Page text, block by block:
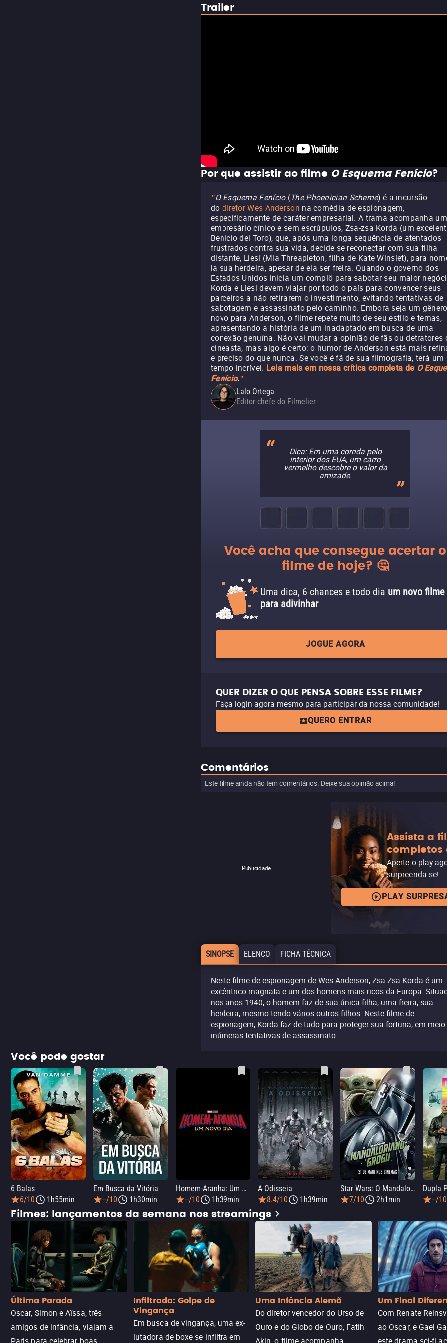
Trailer
Por que assistir ao filme O Esquema Fenício?
"O Esquema Fenício(The Phoenician Scheme) é a incursão
do diretor Wes Anderson na comédia de espionagem,
especificamente de caráter empresarial. A trama acompanha um
empresário cínico e sem escrúpulos, Zsa-zsa Korda (um
Benicio del Toro), que, após uma longa sequência de atentados
frustrados contra sua vida, decide se reconectar com sua filha
distante, Liesl (Mia Threapleton, filha de Kate Winslet), para
la sua herdeira, apesar de ela ser freira. Quando o governo dos
Estados Unidos inicia um complô para sabotar seu maior
Korda e Liesl devem viajar por todo o país para convencer seus
parceiros a não retirarem o investimento, evitando tentativas de
sabotagem e assassinato pelo caminho. Embora seja um gênero
novo para Anderson, o filme repete muito de seu estilo e temas,
apresentando a história de um inadaptado em busca de uma
conexão genuína. Não vai mudar a opinião de fãs ou detratores
cineasta, mas algo é certo: o humor de Anderson está mais
e preciso do que nunca. Se você é fã de sua filmografia, terá um
tempo incrível. Leia mais em nossa crítica completa de O
Fenício."
Lalo Ortega
Editor-chefe do Filmelier
Dica: Em uma corrida pelo
interior dos EUA, um carro
vermelho descobre o valor da
amizade.
Você acha que consegue acertar o
filme de hoje? 🤔
Uma dica, 6 chances e todo dia um novo filme
para adivinhar
JOGUE AGORA
QUER DIZER O QUE PENSA SOBRE ESSE FILME?
Faça login agora mesmo para participar da nossa comunidade!
QUERO ENTRAR
Comentários
Este filme ainda não tem comentários. Deixe sua opinião acima!
Publicidade
Assista a
completos
Aperte o play
surpreenda-se!
PLAY
SINOPSE ELENCO FICHA TÉCNICA
Neste filme de espionagem de Wes Anderson, Zsa-Zsa Korda é um
excêntrico magnata e um dos homens mais ricos da Europa.
nos anos 1940, o homem faz de sua única filha, uma freira, sua
herdeira, mesmo tendo vários outros filhos. Neste filme de
espionagem, Korda faz de tudo para proteger sua fortuna, em meio
inúmeras tentativas de assassinato.
Você pode gostar
6 Balas
6/10
1h55min
Em Busca da Vitória
--/10
1h30min
Homem-Aranha: Um Novo Dia
--/10
1h39min
A Odisseia
8.4/10
1h39min
Star Wars: O Mandaloriano e Grogu
7/10
2h1min
Dupla
--/10
Filmes: lançamentos da semana nos streamings
Última Parada
Oscar, Simon e Aïssa, três
amigos de infância, viajam a
Paris para celebrar boas
Infiltrada: Golpe de
Vingança
Em busca de vingança, uma ex-
lutadora de boxe se infiltra em
Uma Infância Alemã
Do diretor vencedor do Urso de
Ouro e do Globo de Ouro, Fatih
Akin, o filme acompanha
Um Final
Com Renate
ao Oscar, e Gael
este drama sci-fi